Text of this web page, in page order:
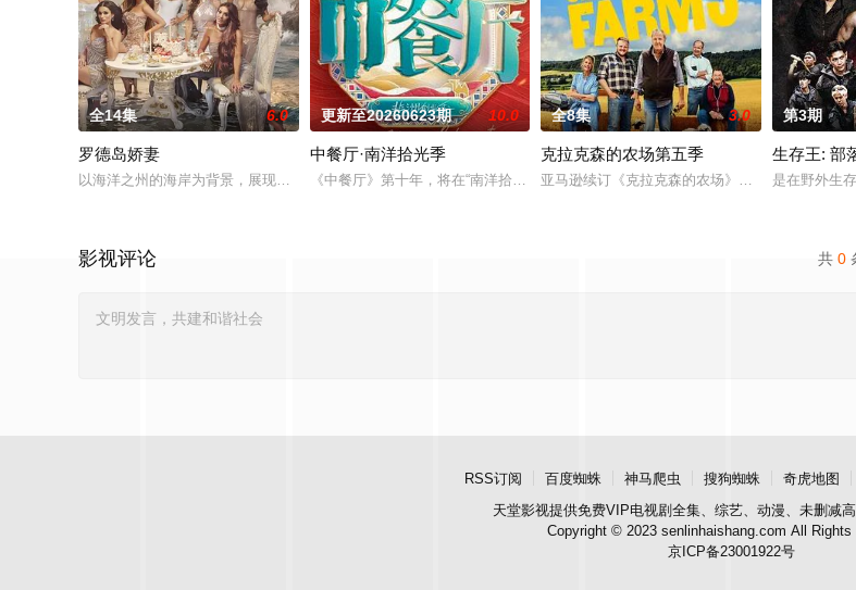
全14集 6.0
罗德岛娇妻
以海洋之州的海岸为背景，展现了罗德岛人紧密联系的圈子。他们有着深厚的社区根基，家族世代传承。他们拥有充满抱负
更新至20260623期 10.0
中餐厅·南洋拾光季
《中餐厅》第十年，将在“南洋拾光”的氛围中，打造一家独具风格特色的田园餐厅。内
全8集 3.0
克拉克森的农场第五季
亚马逊续订《克拉克森的农场》第五季。
第3期
生存王: 部
是在野外生
共 0
影视评论
RSS订阅 百度蜘蛛 神马爬虫 搜狗蜘蛛 奇虎地图
天堂影视提供免费VIP电视剧全集、综艺、动漫、未删减
Copyright © 2023 senlinhaishang.com All Rights
京ICP备23001922号